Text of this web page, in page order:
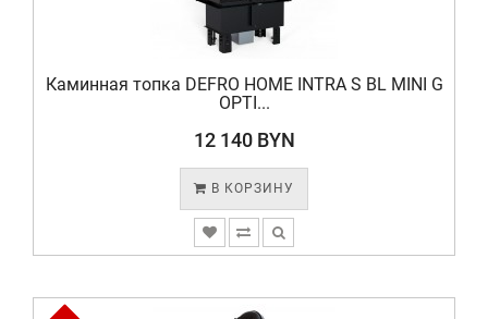
Каминная топка DEFRO HOME INTRA S BL MINI G
OPTI...
12 140 BYN
В КОРЗИНУ